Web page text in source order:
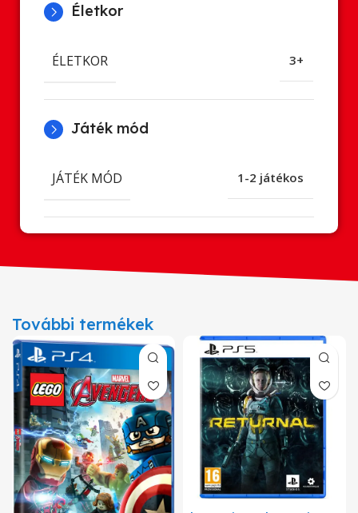
Életkor
ÉLETKOR 3+
Játék mód
JÁTÉK MÓD 1-2 játékos
További termékek